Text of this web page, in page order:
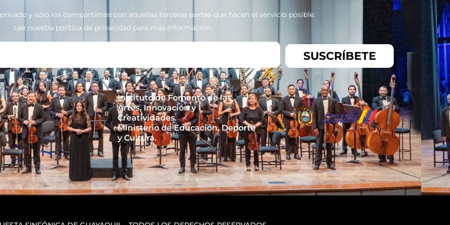
y sólo los compartimos con aquellas terceras partes que hacen el servicio posible.
Lee nuestra política de privacidad para más información.
SUSCRÍBETE
Instituto de Fomento de las
Artes, Innovación y
Creatividades.
Ministerio de Educación, Deporte
y Cultura.